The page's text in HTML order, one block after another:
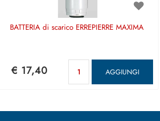
BATTERIA di scarico ERREPIERRE MAXIMA
€ 17,40 AGGIUNGI